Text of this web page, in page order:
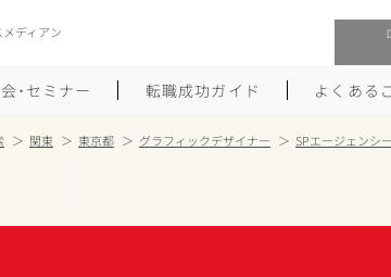
ディアン
･セミナー 転職成功ガイド よくある
関東 東京都 グラフィックデザイナー
SPエージェンシ